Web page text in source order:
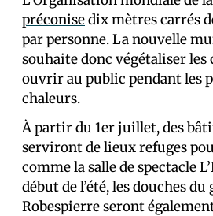
préconisedix mètres carrés
par personne. La nouvelle
souhaite donc végétaliser les
ouvrir au public pendant les
chaleurs.
À partir du 1er juillet, des
serviront de lieux refuges
comme la salle de spectacle
début de l’été, les douches du
Robespierre seront